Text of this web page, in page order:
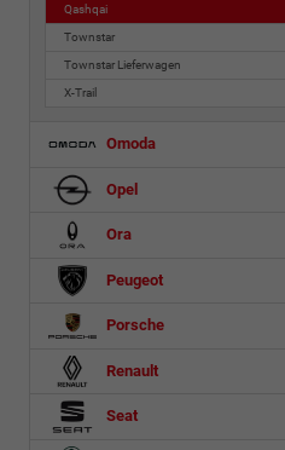
Qashqai
Townstar
Townstar Lieferwagen
X-Trail
Omoda
Opel
Ora
Peugeot
Porsche
Renault
Seat